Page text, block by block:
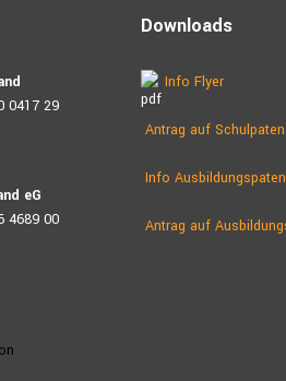
0417 29
eG
4689 00
Downloads
Info Flyer
Antrag auf
Info
Antrag auf